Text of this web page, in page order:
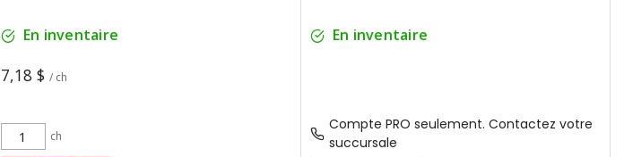
En inventaire
7,18 $ / ch
ch
En inventaire
Compte PRO seulement. Contactez votre
succursale